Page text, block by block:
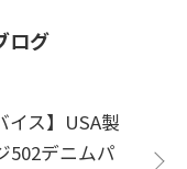
ログ
イス】USA製
502デニムパ